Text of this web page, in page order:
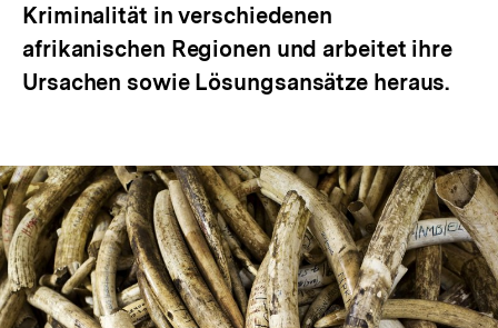
Kriminalität in verschiedenen
afrikanischen Regionen und arbeitet ihre
Ursachen sowie Lösungsansätze heraus.